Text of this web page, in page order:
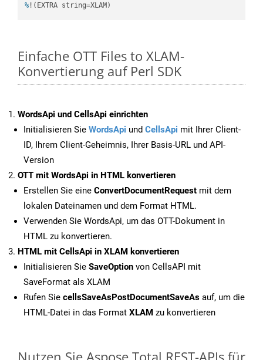
% !(EXTRA string=XLAM)
Einfache OTT Files to XLAM-
Konvertierung auf Perl SDK
WordsApi und CellsApi einrichten
Initialisieren Sie WordsApi und CellsApi mit Ihrer Client-
ID, Ihrem Client-Geheimnis, Ihrer Basis-URL und API-
Version
OTT mit WordsApi in HTML konvertieren
Erstellen Sie eine ConvertDocumentRequest mit dem
lokalen Dateinamen und dem Format HTML.
Verwenden Sie WordsApi, um das OTT-Dokument in
HTML zu konvertieren.
HTML mit CellsApi in XLAM konvertieren
Initialisieren Sie SaveOption von CellsAPI mit
SaveFormat als XLAM
Rufen Sie cellsSaveAsPostDocumentSaveAs auf, um die
HTML-Datei in das Format XLAM zu konvertieren